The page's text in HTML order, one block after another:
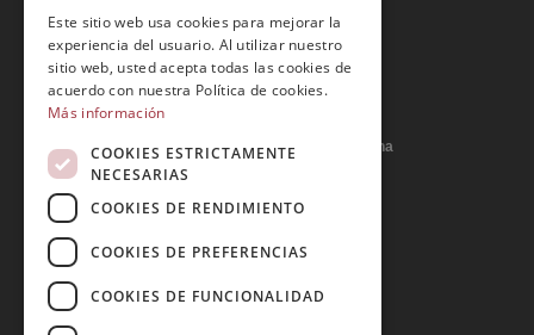
Política Integrada
Tratamiento de datos
Carrer del Duc, 12 - 08002 Barcelona
Este sitio web usa cookies para mejorar la
experiencia del usuario. Al utilizar nuestro
sitio web, usted acepta todas las cookies de
acuerdo con nuestra Política de cookies.
Más información
COOKIES ESTRICTAMENTE
NECESARIAS
COOKIES DE RENDIMIENTO
COOKIES DE PREFERENCIAS
COOKIES DE FUNCIONALIDAD